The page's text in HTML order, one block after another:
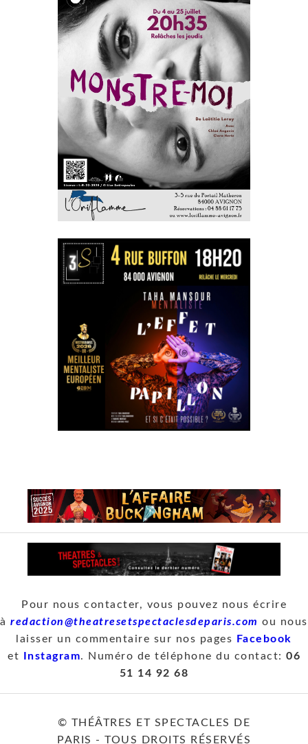
Pour nous contacter, vous pouvez nous écrire
àredaction@theatresetspectaclesdeparis.com ou nous
laisser un commentaire sur nos pages
Facebook
et Instagram. Numéro de téléphone du contact: 06
51 14 92 68
© THÉÂTRES ET SPECTACLES DE
PARIS - TOUS DROITS RÉSERVÉS